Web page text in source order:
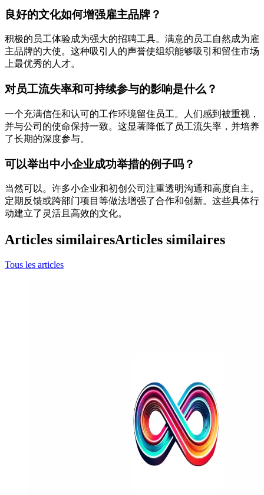
良好的文化如何增强雇主品牌？
积极的员工体验成为强大的招聘工具。满意的员工自然成为雇
主品牌的大使。这种吸引人的声誉使组织能够吸引和留住市场
上最优秀的人才。
对员工流失率和可持续参与的影响是什么？
一个充满信任和认可的工作环境留住员工。人们感到被重视，
并与公司的使命保持一致。这显著降低了员工流失率，并培养
了长期的深度参与。
可以举出中小企业成功举措的例子吗？
当然可以。许多小企业和初创公司注重透明沟通和高度自主。
定期反馈或跨部门项目等做法增强了合作和创新。这些具体行
动建立了灵活且高效的文化。
Articles similairesArticles similaires
Tous les articles